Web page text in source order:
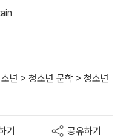
년 > 청소년 문학 > 청소년
기 공유하기